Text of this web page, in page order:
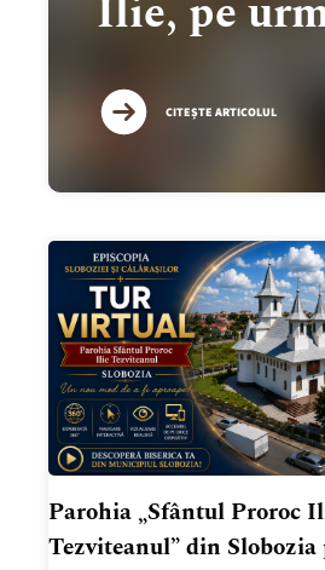
Ilie, pe
CITEȘTE ARTICOLUL
Parohia „Sfântul Proroc
Tezviteanul” din Slobozia